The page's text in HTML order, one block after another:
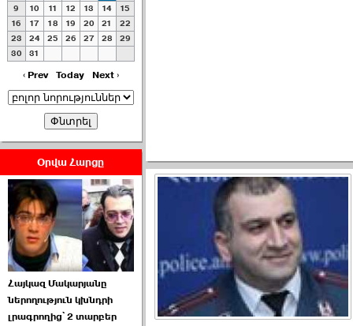
ՀԱՒԱՏՔԻ ԵՒ
ԿՐԹՈՒԹԵԱՆ
ՃԱՆԱՊԱՐՀՈՎ ›››
2026-07-06 06:50:00
Ամենաշատը էսօրվանից
էի վախենում.Նիկոլայ
Եղիազարյան ›››
2026-07-05 23:19:00
9
10 11 12 13 14
15
16
17 18 19 20 21
22
23
24 25 26 27 28
29
30
31
‹ Prev Today Next ›
Օրվա Հարցը
Հայկազ Մակարյանը
ներողություն կխնդրի
լրագրողից՝ 2 տարբեր